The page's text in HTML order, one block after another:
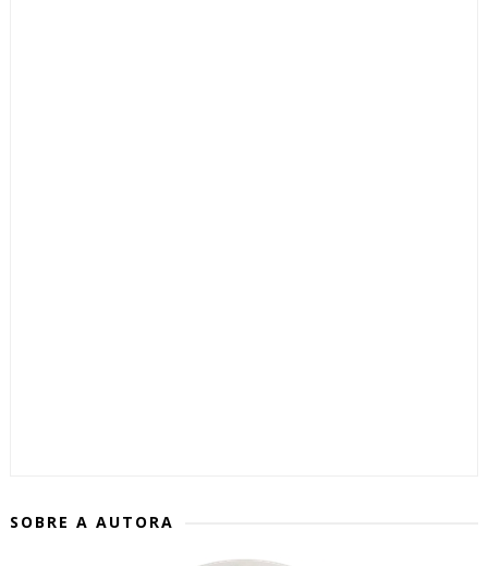
SOBRE A AUTORA